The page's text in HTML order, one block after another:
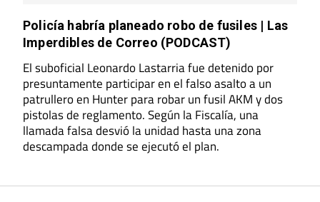
Policía habría planeado robo de fusiles | Las
Imperdibles de Correo (PODCAST)
El suboficial Leonardo Lastarria fue detenido por
presuntamente participar en el falso asalto a un
patrullero en Hunter para robar un fusil AKM y dos
pistolas de reglamento. Según la Fiscalía, una
llamada falsa desvió la unidad hasta una zona
descampada donde se ejecutó el plan.